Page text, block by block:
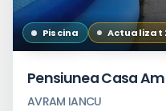
Piscina Actualizat
Pensiunea Casa
AVRAM IANCU